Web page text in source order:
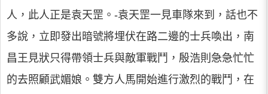
人，此人正是袁天罡。-袁天罡一見車隊來到，話也不
多說，立即發出暗號將埋伏在路二邊的士兵喚出，南
昌王見狀只得帶領士兵與敵軍戰鬥，殷浩則急急忙忙
的去照顧武媚娘。雙方人馬開始進行激烈的戰鬥，在